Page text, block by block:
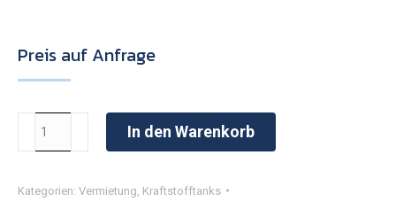
Preis auf Anfrage
Tank
1300
Menge
In den Warenkorb
Kategorien: Vermietung Kraftstofftanks